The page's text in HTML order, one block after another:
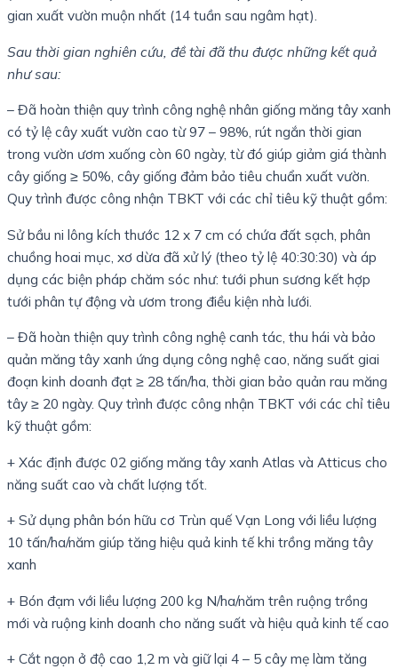
gian xuất vườn muộn nhất (14 tuần sau ngâm hạt).
Sau thời gian nghiên cứu, đề tài đã thu được những kết quả
như sau:
– Đã hoàn thiện quy trình công nghệ nhân giống măng tây xanh
có tỷ lệ cây xuất vườn cao từ 97 – 98%, rút ngắn thời gian
trong vườn ươm xuống còn 60 ngày, từ đó giúp giảm giá thành
cây giống ≥ 50%, cây giống đảm bảo tiêu chuẩn xuất vườn.
Quy trình được công nhận TBKT với các chỉ tiêu kỹ thuật gồm:
Sử bầu ni lông kích thước 12 x 7 cm có chứa đất sạch, phân
chuồng hoai mục, xơ dừa đã xử lý (theo tỷ lệ 40:30:30) và áp
dụng các biện pháp chăm sóc như: tưới phun sương kết hợp
tưới phân tự động và ươm trong điều kiện nhà lưới.
– Đã hoàn thiện quy trình công nghệ canh tác, thu hái và bảo
quản măng tây xanh ứng dụng công nghệ cao, năng suất giai
đoạn kinh doanh đạt ≥ 28 tấn/ha, thời gian bảo quản rau măng
tây ≥ 20 ngày. Quy trình được công nhận TBKT với các chỉ tiêu
kỹ thuật gồm:
+ Xác định được 02 giống măng tây xanh Atlas và Atticus cho
năng suất cao và chất lượng tốt.
+ Sử dụng phân bón hữu cơ Trùn quế Vạn Long với liều lượng
10 tấn/ha/năm giúp tăng hiệu quả kinh tế khi trồng măng tây
xanh
+ Bón đạm với liều lượng 200 kg N/ha/năm trên ruộng trồng
mới và ruộng kinh doanh cho năng suất và hiệu quả kinh tế cao
+ Cắt ngọn ở độ cao 1,2 m và giữ lại 4 – 5 cây mẹ làm tăng